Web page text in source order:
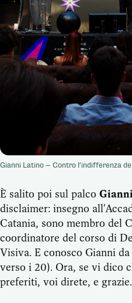
Gianni Latino — Contro l'indifferenza
È salito poi sul palco
disclaimer: insegno
Catania, sono membro del
coordinatore del corso di
Visiva. E conosco Gianni
verso i 20). Ora, se vi dico
preferiti, voi direte, e